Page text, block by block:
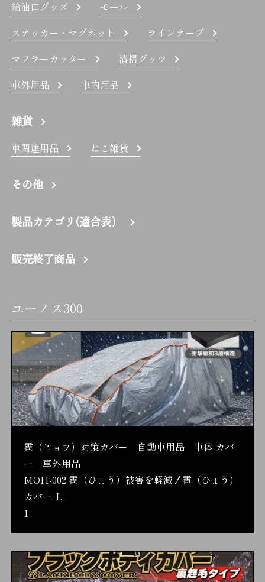
給油口グッズ
モール
ステッカー・マグネット
ラインテープ
マフラーカッター
清掃グッツ
車外用品
車内用品
雑貨
車関連用品 ねこ雑貨
その他
製品カテゴリ(適合表）
販売終了商品
ユーノス300
雹（ヒョウ）対策カバー 自動車用品 車体 カバ
ー 車外用品
MOH-002 雹（ひょう）被害を軽減！雹（ひょう）
カバー Ｌ
1